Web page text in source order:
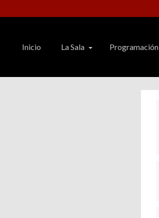
Inicio La Sala Programación